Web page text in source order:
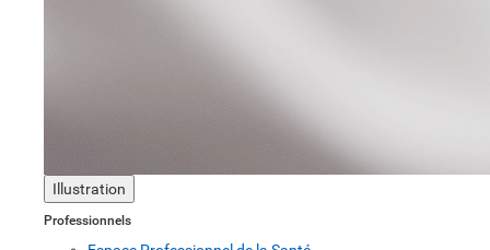
Illustration
Professionnels